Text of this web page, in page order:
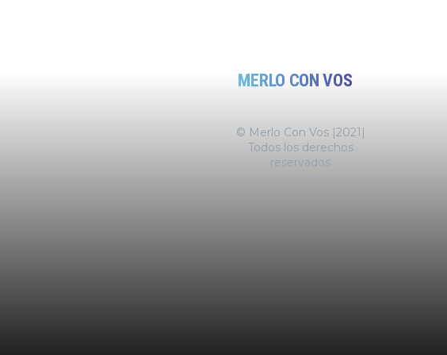
MERLO CON VOS
© Merlo Con Vos |2021|
Todos los derechos
reservados